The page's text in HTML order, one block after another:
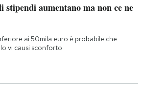
stipendi aumentano ma non ce ne
ai 50mila euro è probabile che
vi causi sconforto